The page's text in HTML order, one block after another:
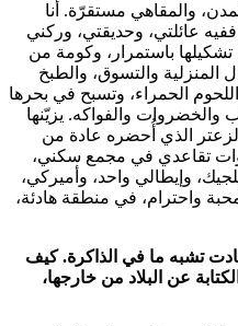
والمقاهي مستقرّة. أنا
ففيه عائلتي، وحديقتي، وركني
تشكيلها باستمرار، وكومة من
المنزلية والتسوق، والطبخ
الحمراء، وتسبح في بحرها
والخضروات والفواكه. يزيّنها
الذي أُحضره عادة من
أعيش منذ عام 2018 سنوات تقاعدي في مجمع سكني،
وإيطالي واحد، وأميركي،
واحترام، في منطقة هادئة،
تشبه ما في الذاكرة. كيف
عن البلاد من خارجها،